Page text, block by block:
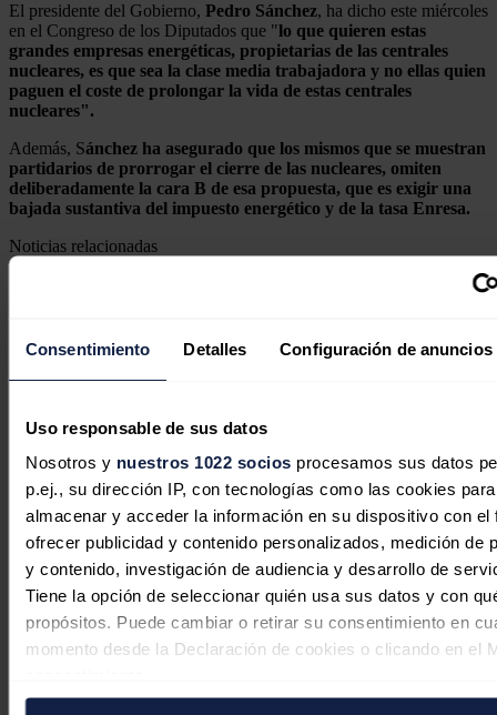
Consentimiento Detalles Configuración de anuncios
Uso responsable de sus datos
Nosotros y nuestros 1022 socios procesamos sus datos
p.ej., su dirección IP, con tecnologías como las cookies para
almacenar y acceder la información en su dispositivo con el
ofrecer publicidad y contenido personalizados, medición de
y contenido, investigación de audiencia y desarrollo de
Tiene la opción de seleccionar quién usa sus datos y con
propósitos. Puede cambiar o retirar su consentimiento en
momento desde la Declaración de cookies o clicando en el
El presidente del Gobierno, Pedro Sánchez, ha dicho este miércoles
en el Congreso de los Diputados que "lo que quieren estas
grandes empresas energéticas, propietarias de las centrales
nucleares, es que sea la clase media trabajadora y no ellas quien
paguen el coste de prolongar la vida de estas centrales
nucleares".
Además, Sánchez ha asegurado que los mismos que se muestran
partidarios de prorrogar el cierre de las nucleares, omiten
deliberadamente la cara B de esa propuesta, que es exigir una
bajada sustantiva del impuesto energético y de la tasa Enresa.
Noticias relacionadas